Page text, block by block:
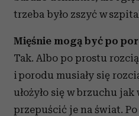
trzeba było zszyć w
Mięśnie mogą być po
Tak. Albo po prostu
i porodu musiały się
ułożyło się w brzuchu jak
przepuścić je na świat.